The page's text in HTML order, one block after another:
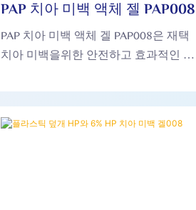
PAP 치아 미백 액체 젤 PAP008
PAP 치아 미백 액체 겔 PAP008은 재택
치아 미백을위한 안전하고 효과적인 솔
기를 향상시킬뿐만 아니라 신선한 호흡